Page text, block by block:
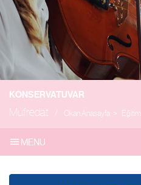
KONSERVATUVAR
Müfredat Okan Anasayfa Eğitim
MENU